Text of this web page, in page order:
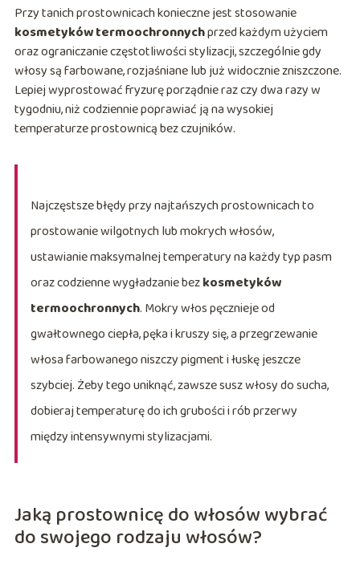
Przy tanich prostownicach konieczne jest stosowanie
kosmetyków termoochronnychprzed każdym użyciem
oraz ograniczanie częstotliwości stylizacji, szczególnie gdy
włosy są farbowane, rozjaśniane lub już widocznie zniszczone.
Lepiej wyprostować fryzurę porządnie raz czy dwa razy w
tygodniu, niż codziennie poprawiać ją na wysokiej
temperaturze prostownicą bez czujników.
Najczęstsze błędy przy najtańszych prostownicach to
prostowanie wilgotnych lub mokrych włosów,
ustawianie maksymalnej temperatury na każdy typ pasm
oraz codzienne wygładzanie bezkosmetyków
termoochronnych. Mokry włos pęcznieje od
gwałtownego ciepła, pęka i kruszy się, a przegrzewanie
włosa farbowanego niszczy pigment i łuskę jeszcze
szybciej. Żeby tego uniknąć, zawsze susz włosy do sucha,
dobieraj temperaturę do ich grubości i rób przerwy
między intensywnymi stylizacjami.
Jaką prostownicę do włosów wybrać
do swojego rodzaju włosów?